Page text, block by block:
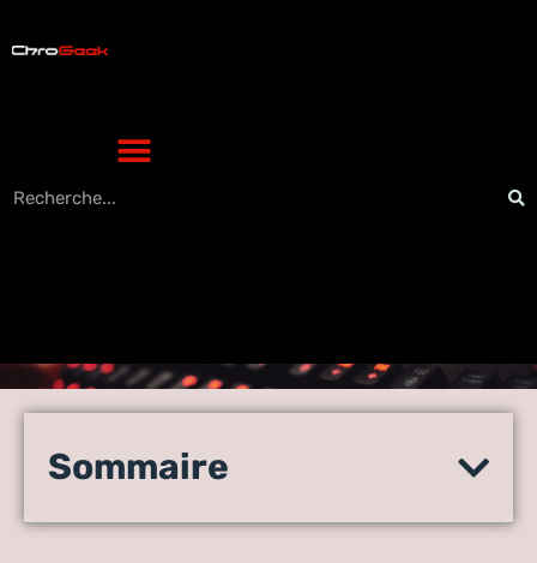
Indispensables pour une
Ultime
Sommaire